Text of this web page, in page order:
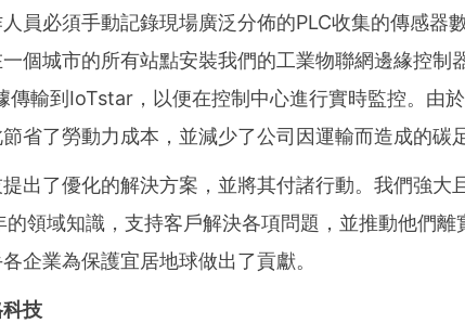
員必須手動記錄現場廣泛分佈的PLC收集的傳感器
個城市的所有站點安裝我們的工業物聯網邊緣控制
傳輸到IoTstar，以便在控制中心進行實時監控。由
省了勞動力成本，並減少了公司因運輸而造成的碳足
出了優化的解決方案，並將其付諸行動。我們強大
領域知識，支持客戶解決各項問題，並推動他們離
企業為保護宜居地球做出了貢獻。
技